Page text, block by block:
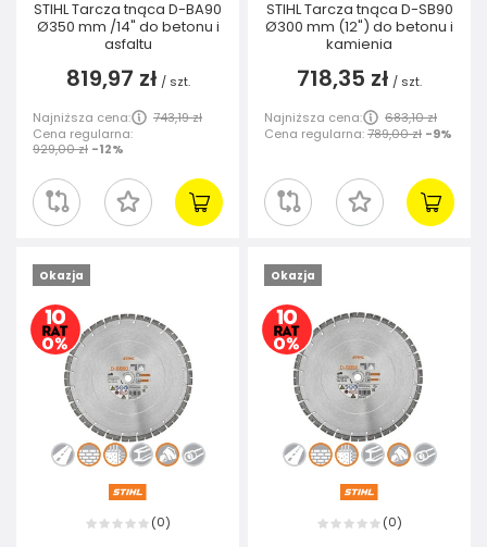
STIHL Tarcza tnąca D-BA90
Ø350 mm /14" do betonu i
asfaltu
819,97 zł / szt.
Najniższa cena:
743,19 zł
Cena regularna:
929,00 zł -12%
STIHL Tarcza tnąca D-SB90
Ø300 mm (12") do betonu i
kamienia
718,35 zł / szt.
Najniższa cena:
683,10 zł
Cena regularna:789,00 zł -9%
Okazja
(0)
Okazja
(0)